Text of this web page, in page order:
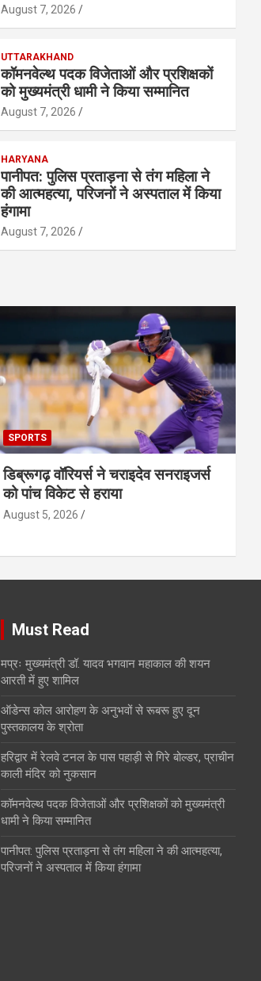
August 7, 2026
UTTARAKHAND
कॉमनवेल्थ पदक विजेताओं और प्रशिक्षकों
को मुख्यमंत्री धामी ने किया सम्मानित
August 7, 2026
HARYANA
पानीपत: पुलिस प्रताड़ना से तंग महिला ने
की आत्महत्या, परिजनों ने अस्पताल में किया
हंगामा
August 7, 2026
SPORTS
डिब्रूगढ़ वॉरियर्स ने चराइदेव सनराइजर्स
को पांच विकेट से हराया
August 5, 2026
Must Read
मप्रः मुख्यमंत्री डॉ. यादव भगवान महाकाल की शयन
आरती में हुए शामिल
ऑडेन्स कोल आरोहण के अनुभवों से रूबरू हुए दून
पुस्तकालय के श्रोता
हरिद्वार में रेलवे टनल के पास पहाड़ी से गिरे बोल्डर, प्राचीन
काली मंदिर को नुकसान
कॉमनवेल्थ पदक विजेताओं और प्रशिक्षकों को मुख्यमंत्री
धामी ने किया सम्मानित
पानीपत: पुलिस प्रताड़ना से तंग महिला ने की आत्महत्या,
परिजनों ने अस्पताल में किया हंगामा